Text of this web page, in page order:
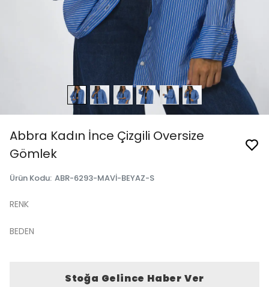
Abbra Kadın İnce Çizgili Oversize
Gömlek
Ürün Kodu: ABR-6293-MAVİ-BEYAZ-S
RENK
BEDEN
Stoğa Gelince Haber Ver